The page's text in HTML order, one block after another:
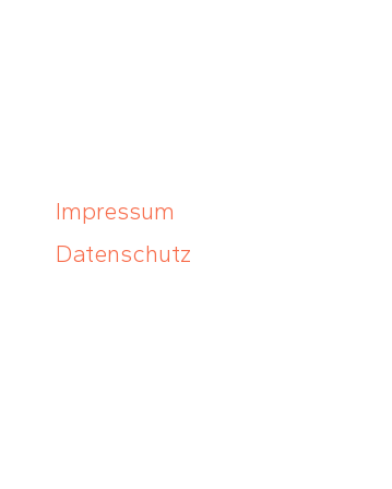
Impressum
Datenschutz